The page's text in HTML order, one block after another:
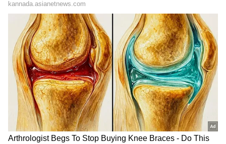
ಶೇ.50 ರಿಂದ ಶೇ.18 ಕ್ಕೆ TAX ಇಳಿಕೆ: ಮೋದಿ-
ಟ್ರಂಪ್ ಐತಿಹಾಸಿಕ ಒಪ್ಪಂದ | India US
Trade Deal | Party Rounds